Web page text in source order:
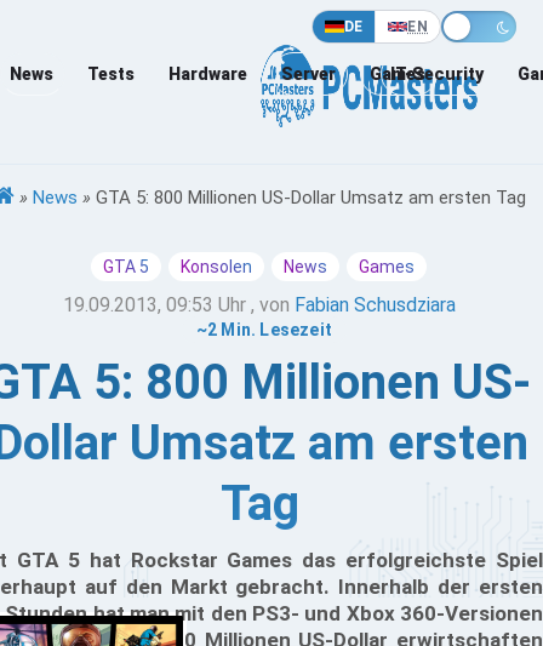
DE EN
News Tests Hardware Server Games
IT-Security
» News » GTA 5: 800 Millionen US-Dollar Umsatz am ersten Tag
GTA 5 Konsolen News Games
19.09.2013, 09:53 Uhr , von Fabian Schusdziara
~2 Min. Lesezeit
5: 800 Millionen US-
Umsatz am ersten
Tag
GTA 5 hat Rockstar Games das erfolgreichste Spiel
auf den Markt gebracht. Innerhalb der ersten
Stunden hat man mit den PS3- und Xbox 360-Versionen
Umsatz von 800 Millionen US-Dollar erwirtschaften